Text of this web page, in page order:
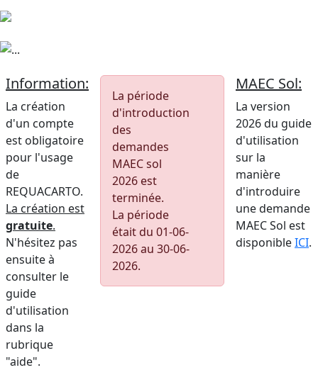
Information:
La création
d'un compte
est obligatoire
pour l'usage
de
REQUACARTO.
La création est
gratuite.
N'hésitez pas
ensuite à
consulter le
guide
d'utilisation
dans la
rubrique
"aide".
La période
d'introduction
des
demandes
MAEC sol
2026 est
terminée.
La période
était du 01-06-
2026 au 30-06-
2026.
MAEC Sol:
La version
2026 du guide
d'utilisation
sur la
manière
d'introduire
une demande
MAEC Sol est
disponibleICI.